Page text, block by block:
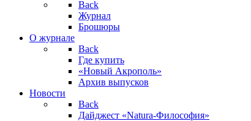
Back
Журнал
Брошюры
О журнале
Back
Где купить
«Новый Акрополь»
Архив выпусков
Новости
Back
Дайджест «Natura-Философия»